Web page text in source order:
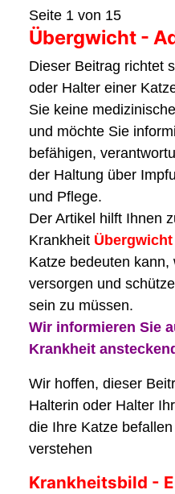
Seite 1 von 15
Übergwicht -
Dieser Beitrag richtet
oder Halter einer
Sie keine
und möchte Sie
befähigen,
der Haltung über
und Pflege.
Der Artikel hilft Ihnen
Krankheit
Katze bedeuten
versorgen und
sein zu müssen.
Wir informieren Sie
Krankheit
Wir hoffen, dieser
Halterin oder Halter
die Ihre Katze
verstehen
Krankheitsbild -